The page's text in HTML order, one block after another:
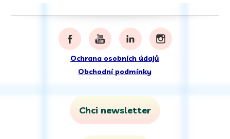
Ochrana osobních údajů
Obchodní podmínky
Chci newsletter